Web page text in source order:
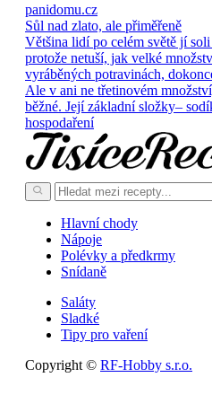
panidomu.cz
Sůl nad zlato, ale přiměřeně
Většina lidí po celém světě jí
protože netuší, jak velké
vyráběných potravinách,
Ale v ani ne třetinovém
běžné. Její základní složky–
hospodaření
Hlavní chody
Nápoje
Polévky a předkrmy
Snídaně
Saláty
Sladké
Tipy pro vaření
Copyright © RF-Hobby s.r.o.